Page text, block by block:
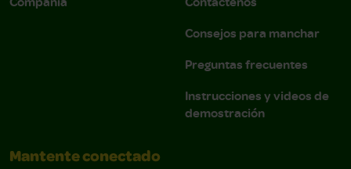
Consejos para manchar
Preguntas frecuentes
Instrucciones y videos de
demostración
Mantente conectado